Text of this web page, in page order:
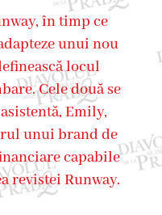
în timp ce
unui nou
locul
Cele două se
Emily,
unui brand de
capabile
revistei Runway.